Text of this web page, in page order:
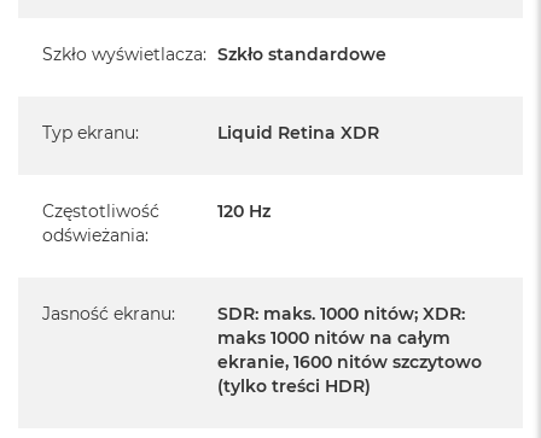
serwisowym Apple na terenie całego świata.
Szczegółowe informacje na ten temat uzyskają Państwo
Posiada fabryczne opakowanie
Język polski wybieramy przy pierwszym uruchomieniu
Szkło wyświetlacza: Szkło standardowe
Typ ekranu: Liquid Retina XDR
Częstotliwość
odświeżania:
120 Hz
Jasność ekranu:
SDR: maks. 1000 nitów; XDR:
maks 1000 nitów na całym
ekranie, 1600 nitów szczytowo
(tylko treści HDR)